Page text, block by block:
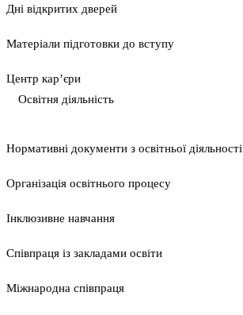
Дні відкритих дверей
Матеріали підготовки до вступу
Центр кар’єри
Освітня діяльність
Нормативні документи з освітньої діяльності
Організація освітнього процесу
Інклюзивне навчання
Співпраця із закладами освіти
Міжнародна співпраця